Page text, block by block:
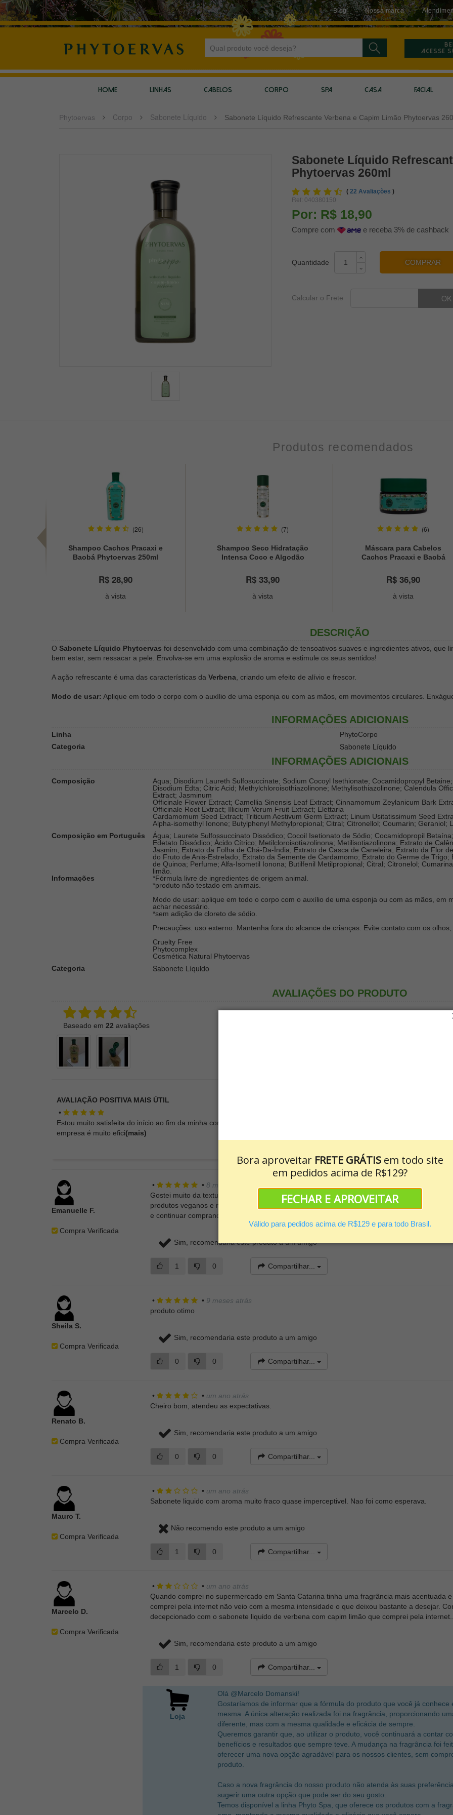
Bora aproveitar FRETE GRÁTISem todo site
em pedidos acima de R$129?
FECHAR E APROVEITAR
Válido para pedidos acima de R$129 e para todo Brasil.
Blog Nossa marca
Acesse
HOME LINHAS CABELOS CORPO SPA CASA FACIAL
Phytoervas Corpo Sabonete Líquido Sabonete Líquido Refrescante Verbena e Capim Limão Phytoervas
Sabonete Líquido
Phytoervas 260ml
( 22 Avaliações )
Ref: 040380150
Por: R$ 18,90
Compre com e receba 3% de cashback
COMPRAR
Calcular o Frete
Produtos recomendados
(26)
Shampoo Cachos Pracaxi e
Baobá Phytoervas 250ml
R$ 28,90
à vista
(7)
Shampoo Seco Hidratação
Intensa Coco e Algodão
R$ 33,90
à vista
(6)
Máscara para Cabelos
Cachos Pracaxi e Baobá
R$ 36,90
à vista
DESCRIÇÃO
O Sabonete Líquido Phytoervas foi desenvolvido com uma combinação de tensoativos suaves e ingredientes ativos, que
bem estar, sem ressacar a pele. Envolva-se em uma explosão de aroma e estimule os seus sentidos!
A ação refrescante é uma das características da Verbena , criando um efeito de alívio e frescor.
Modo de usar: Aplique em todo o corpo com o auxílio de uma esponja ou com as mãos, em movimentos circulares.
INFORMAÇÕES ADICIONAIS
Linha
PhytoCorpo
Categoria
Sabonete Líquido
INFORMAÇÕES ADICIONAIS
Composição
Aqua; Disodium Laureth Sulfosuccinate; Sodium Cocoyl Isethionate; Cocamidopropyl
Disodium Edta; Citric Acid; Methylchloroisothiazolinone; Methylisothiazolinone; Calendula
Extract; Jasminum
Officinale Flower Extract; Camellia Sinensis Leaf Extract; Cinnamomum Zeylanicum Bark
Officinale Root Extract; Illicium Verum Fruit Extract; Elettaria
Cardamomum Seed Extract; Triticum Aestivum Germ Extract; Linum Usitatissimum Seed
Alpha-isomethyl Ionone; Butylphenyl Methylpropional; Citral; Citronellol; Coumarin; Geraniol;
Composição em Português
Água; Laurete Sulfossuccinato Dissódico; Cocoil Isetionato de Sódio; Cocamidopropil
Edetato Dissódico; Ácido Cítrico; Metilcloroisotiazolinona; Metilisotiazolinona; Extrato de
Jasmim; Extrato da Folha de Chá-Da-Índia; Extrato de Casca de Caneleira; Extrato da Flor
do Fruto de Anis-Estrelado; Extrato da Semente de Cardamomo; Extrato do Germe de
de Quinoa; Perfume; Alfa-Isometil Ionona; Butilfenil Metilpropional; Citral; Citronelol;
limão.
Informações
*Fórmula livre de ingredientes de origem animal.
*produto não testado em animais.
Modo de usar: aplique em todo o corpo com o auxílio de uma esponja ou com as mãos, em
achar necessário.
*sem adição de cloreto de sódio.
Precauções: uso externo. Mantenha fora do alcance de crianças. Evite contato com os
Cruelty Free
Phytocomplex
Cosmética Natural Phytoervas
Categoria
Sabonete Líquido
AVALIAÇÕES DO PRODUTO
Baseado em 22 avaliações
AVALIAÇÃO POSITIVA MAIS ÚTIL
•
Estou muito satisfeita do início ao fim da minha compra online, essa
empresa é muito efici(mais)
AVALIAÇÃO NEGATIVA
Sabonete liquido com
Emanuelle F.
Compra Verificada
• • 8 meses atrás
Gostei muito da textura, do cheiro suave. Deixou a pele macia e cheirosa. O fato de ser uma
produtos veganos e naturais, sem sulfato, parabenos, corantes, foi muito importante para
e continuar comprando produtos da marca.
Sim, recomendaria este produto a um amigo
1 0 Compartilhar...
Sheila S.
Compra Verificada
• • 9 meses atrás
produto otimo
Sim, recomendaria este produto a um amigo
0 0 Compartilhar...
Renato B.
Compra Verificada
• • um ano atrás
Cheiro bom, atendeu as expectativas.
Sim, recomendaria este produto a um amigo
0 0 Compartilhar...
Mauro T.
Compra Verificada
• • um ano atrás
Sabonete liquido com aroma muito fraco quase imperceptivel. Nao foi como esperava.
Não recomendo este produto a um amigo
1 0 Compartilhar...
Marcelo D.
Compra Verificada
• • um ano atrás
Quando comprei no supermercado em Santa Catarina tinha uma fragrância mais acentuada
comprei pela internet não veio com a mesma intensidade o que deixou bastante a desejar.
decepcionado com o sabonete liquido de verbena com capim limão que comprei pela
Sim, recomendaria este produto a um amigo
1 0 Compartilhar...
Loja
Olá @Marcelo Domanski!
Gostaríamos de informar que a fórmula do produto que você já conhece
mesma. A única alteração realizada foi na fragrância, proporcionando
diferente, mas com a mesma qualidade e eficácia de sempre.
Queremos garantir que, ao utilizar o produto, você continuará a contar
benefícios e resultados que sempre teve. A mudança na fragrância foi
oferecer uma nova opção agradável para os nossos clientes, sem
produto.
Caso a nova fragrância do nosso produto não atenda às suas
sugerir uma outra opção que pode ser do seu gosto.
Temos disponível a linha Phyto Spa, que oferece os produtos com a